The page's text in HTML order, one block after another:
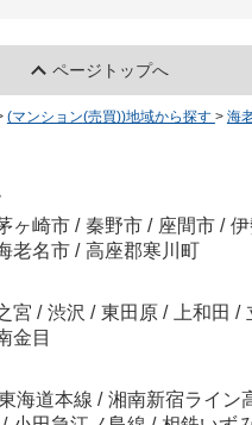
ページトップへ
(マンション(売買))地域から探す > 海
ヶ崎市 / 秦野市 / 座間市 /
老名市 / 高座郡寒川町
宮 / 渋沢 / 東田原 / 上和田 /
金目
海道本線 / 湘南新宿ライン